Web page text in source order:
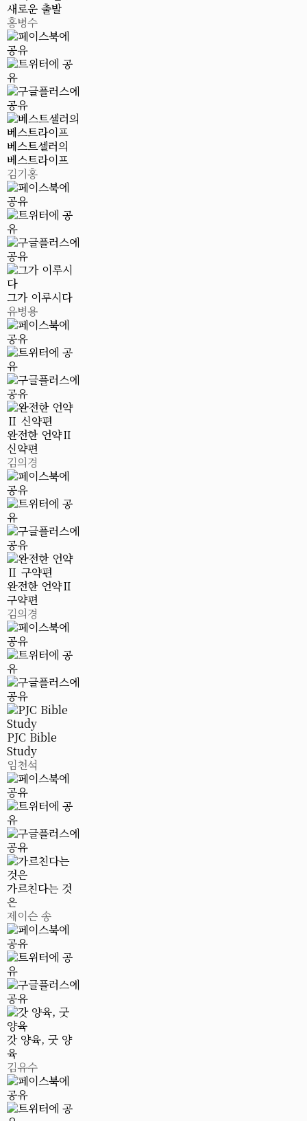
새로운 출발
홍병수
베스트셀러의
베스트라이프
김기홍
그가 이루시다
유병용
완전한 언약Ⅱ
신약편
김의경
완전한 언약Ⅱ
구약편
김의경
PJC Bible
Study
임천석
가르친다는 것
은
제이슨 송
갓 양육, 굿 양
육
김유수